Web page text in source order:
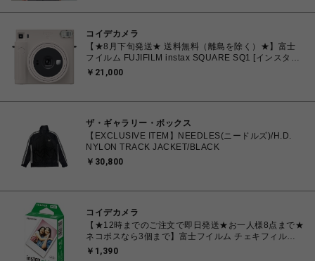
コイデカメラ
【★8月下旬発送★ 送料無料（離島を除く）★】富士
フイルム FUJIFILM instax SQUARE SQ1 [インスタン
トカメラ チェキスクエア チョークホワイト
￥21,000
ザ・ギャラリー・ボックス
【EXCLUSIVE ITEM】NEEDLES(ニードルズ)/H.D.
NYLON TRACK JACKET/BLACK
￥30,800
コイデカメラ
【★12時までのご注文で即日発送★お一人様8点まで★
ネコポスなら3個まで】富士フイルム チェキフィル
ム FUJIFILM INSTAX MINI JP1 [ チェキ instax mini
￥1,390